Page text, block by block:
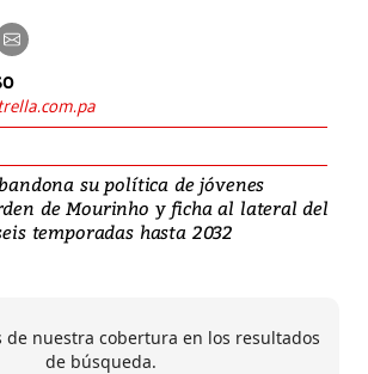
su política de jóvenes
de Mourinho y ficha al lateral del
temporadas hasta 2032
de nuestra cobertura en los resultados
de búsqueda.